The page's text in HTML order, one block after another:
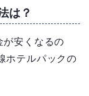
は？
が安くなるの
ホテルパックの